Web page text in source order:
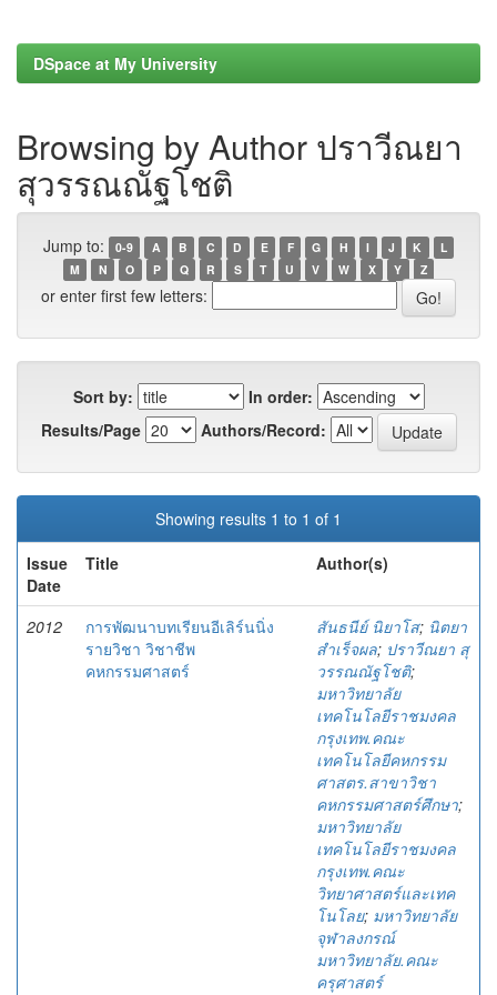
DSpace at My University
Browsing by Author ปราวีณยา
สุวรรณณัฐโชติ
Jump to: 0-9 A B C D E F G H I J K
L
M
N O P Q R S T U V W X Y Z
or enter first few letters:
Sort by:
In order:
Results/Page
Authors/Record:
Showing results 1 to 1 of 1
Issue
Date
Title Author(s)
2012
การพัฒนาบทเรียนอีเลิร์นนิ่ง
รายวิชา วิชาชีพ
คหกรรมศาสตร์
สันธนีย์ นิยาโส; นิตยา
สำเร็จผล; ปราวีณยา สุ
วรรณณัฐโชติ;
มหาวิทยาลัย
เทคโนโลยีราชมงคล
กรุงเทพ.คณะ
เทคโนโลยีคหกรรม
ศาสตร.สาขาวิชา
คหกรรมศาสตร์ศึกษา;
มหาวิทยาลัย
เทคโนโลยีราชมงคล
กรุงเทพ.คณะ
วิทยาศาสตร์และเทค
โนโลย; มหาวิทยาลัย
จุฬาลงกรณ์
มหาวิทยาลัย.คณะ
ครุศาสตร์